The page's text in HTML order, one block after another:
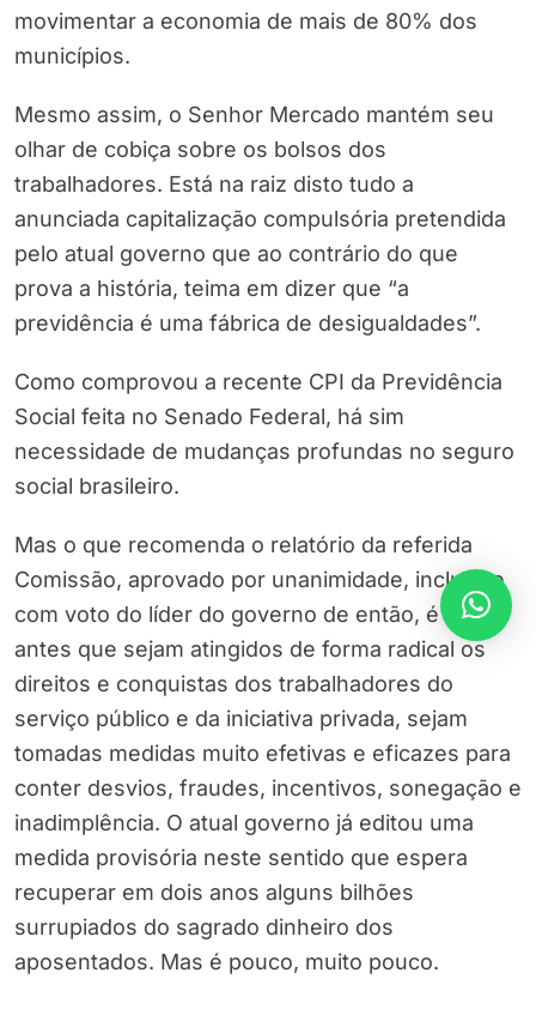
movimentar a economia de mais de 80% dos
municípios.
Mesmo assim, o Senhor Mercado mantém seu
olhar de cobiça sobre os bolsos dos
trabalhadores. Está na raiz disto tudo a
anunciada capitalização compulsória pretendida
pelo atual governo que ao contrário do que
prova a história, teima em dizer que “a
previdência é uma fábrica de desigualdades”.
Como comprovou a recente CPI da Previdência
Social feita no Senado Federal, há sim
necessidade de mudanças profundas no seguro
social brasileiro.
Mas o que recomenda o relatório da referida
Comissão, aprovado por unanimidade, inclusive
com voto do líder do governo de então, é que
antes que sejam atingidos de forma radical os
direitos e conquistas dos trabalhadores do
serviço público e da iniciativa privada, sejam
tomadas medidas muito efetivas e eficazes para
conter desvios, fraudes, incentivos, sonegação e
inadimplência. O atual governo já editou uma
medida provisória neste sentido que espera
recuperar em dois anos alguns bilhões
surrupiados do sagrado dinheiro dos
aposentados. Mas é pouco, muito pouco.